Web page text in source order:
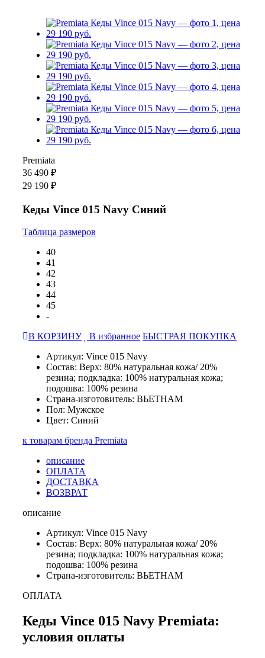
Premiata
36 490 ₽
29 190 ₽
Кеды Vince 015 Navy Синий
Таблица размеров
40
41
42
43
44
45
-
В КОРЗИНУ
В избранное БЫСТРАЯ ПОКУПКА
Артикул: Vince 015 Navy
Состав: Верх: 80% натуральная кожа/ 20%
резина; подкладка: 100% натуральная кожа;
подошва: 100% резина
Страна-изготовитель: ВЬЕТНАМ
Пол: Мужское
Цвет: Синий
к товарам бренда Premiata
описание
ОПЛАТА
ДОСТАВКА
ВОЗВРАТ
описание
Артикул: Vince 015 Navy
Состав: Верх: 80% натуральная кожа/ 20%
резина; подкладка: 100% натуральная кожа;
подошва: 100% резина
Страна-изготовитель: ВЬЕТНАМ
ОПЛАТА
Кеды Vince 015 Navy Premiata:
условия оплаты